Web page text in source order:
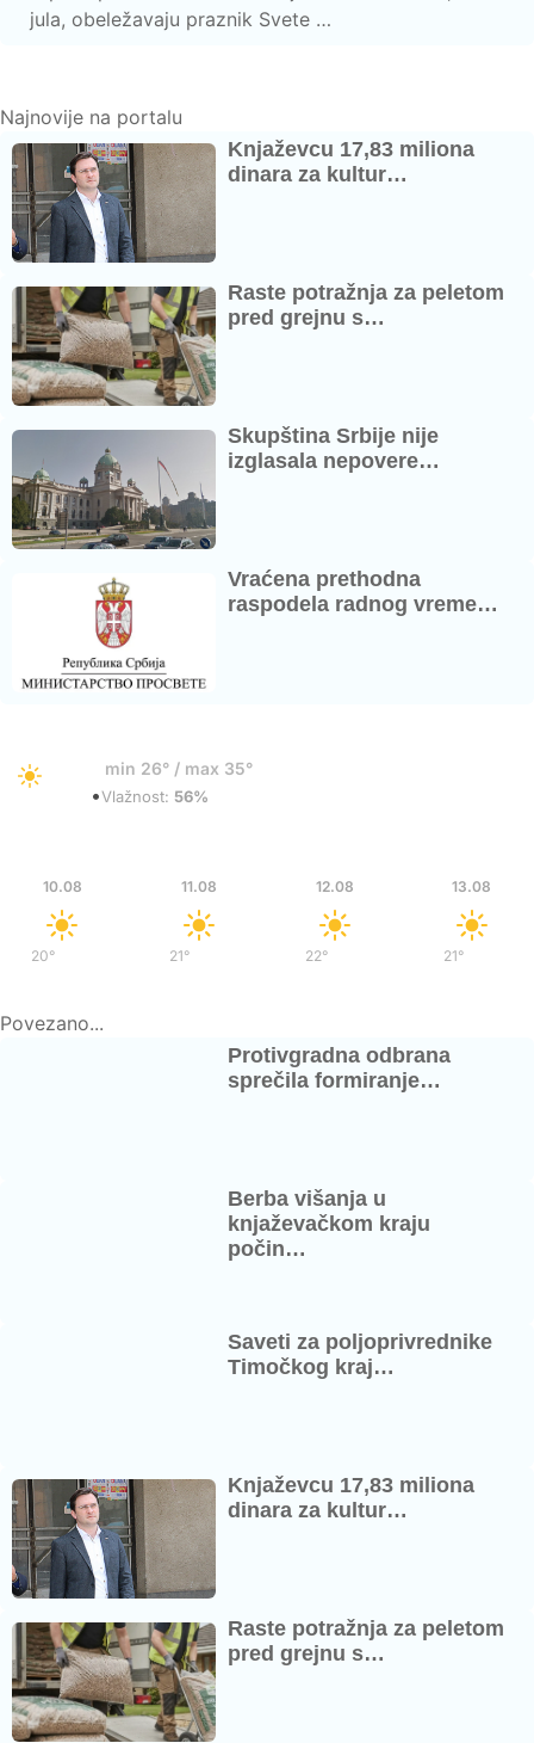
jula, obeležavaju praznik Svete …
Najnovije na portalu
Knjaževcu 17,83 miliona
dinara za kultur…
Raste potražnja za peletom
pred grejnu s…
Skupština Srbije nije
izglasala nepovere…
Vraćena prethodna
raspodela radnog vreme…
min 26° / max 35°
•Vlažnost: 56%
10.08
20°
11.08
21°
12.08
22°
13.08
21°/
Povezano...
Protivgradna odbrana
sprečila formiranje…
Berba višanja u
knjaževačkom kraju
počin…
Saveti za poljoprivrednike
Timočkog kraj…
Knjaževcu 17,83 miliona
dinara za kultur…
Raste potražnja za peletom
pred grejnu s…